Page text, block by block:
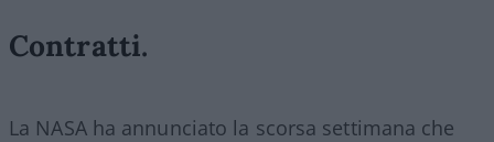
Contratti.
La NASA ha annunciato la scorsa settimana che